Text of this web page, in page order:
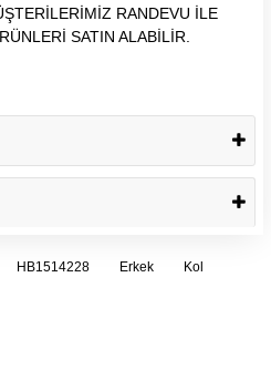
RANDEVU İLE
SATIN ALABİLİR.
HB1514228 Erkek
Kol